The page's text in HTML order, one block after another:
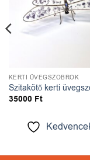
KERTI ÜVEGSZOBROK
Szitakötő kerti
35000 Ft